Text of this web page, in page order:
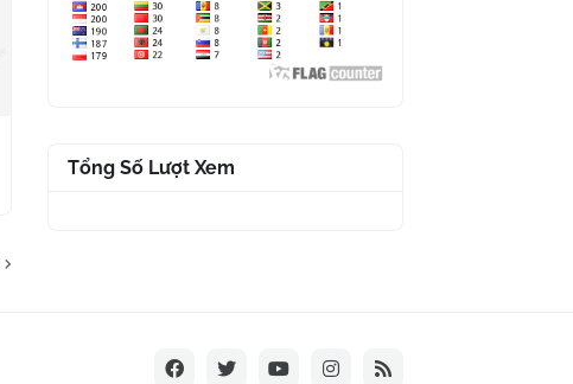
Tổng Số Lượt Xem